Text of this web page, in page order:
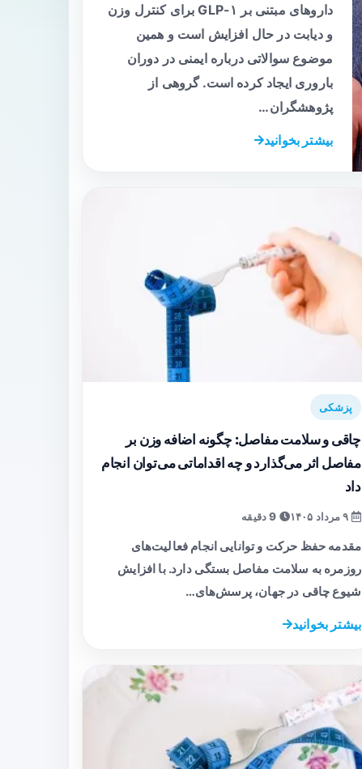
داروهای مبتنی بر GLP-۱ برای کنترل وزن
و دیابت در حال افزایش است و همین
موضوع سوالاتی درباره ایمنی در دوران
باروری ایجاد کرده است. گروهی از
پژوهشگران…
بیشتر بخوانید
پزشکی
چاقی و سلامت مفاصل: چگونه اضافه وزن بر
مفاصل اثر می‌گذارد و چه اقداماتی می‌توان انجام
داد
مقدمه حفظ حرکت و توانایی انجام فعالیت‌های
روزمره به سلامت مفاصل بستگی دارد. با افزایش
شیوع چاقی در جهان، پرسش‌های…
بیشتر بخوانید